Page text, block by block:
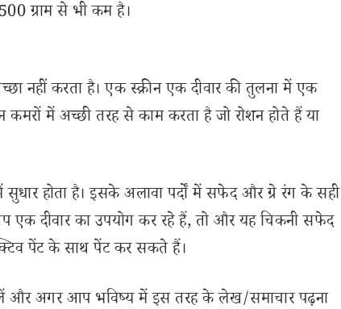
ग्राम से भी कम है।
नहीं करता है। एक स्क्रीन एक दीवार की तुलना में एक
कमरों में अच्छी तरह से काम करता है जो रोशन होते हैं या
सुधार होता है। इसके अलावा पर्दों में सफेद और ग्रे रंग के सही
एक दीवार का उपयोग कर रहे हैं, तो और यह चिकनी सफेद
पेंट के साथ पेंट कर सकते हैं।
अगर आप भविष्य में इस तरह के लेख/समाचार पढ़ना